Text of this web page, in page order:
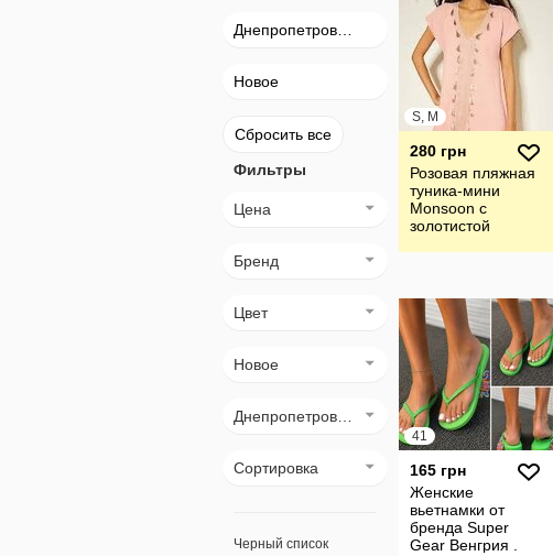
Новое
Сбросить все
Фильтры
Цена
Бренд
Цвет
Новое
Сортировка
Черный список
S, M
280 грн
Розовая пляжная
туника-мини
Monsoon с
золотистой
41
165 грн
Женские
вьетнамки от
бренда Super
Gear Венгрия .